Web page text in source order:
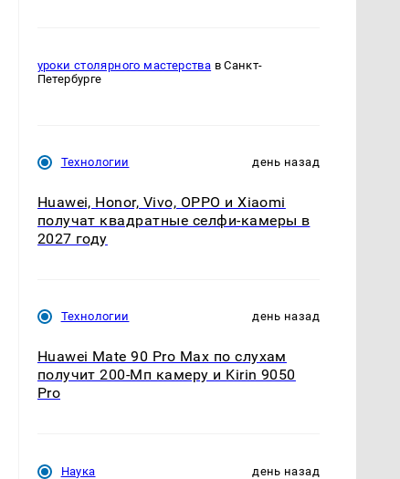
уроки столярного мастерства в Санкт-
Петербурге
Технологии день назад
Huawei, Honor, Vivo, OPPO и Xiaomi
получат квадратные селфи-камеры в
2027 году
Технологии день назад
Huawei Mate 90 Pro Max по слухам
получит 200-Мп камеру и Kirin 9050
Pro
Наука день назад